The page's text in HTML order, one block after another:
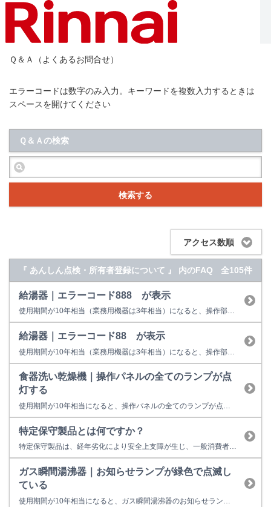
Ｑ＆Ａ（よくあるお問合せ）
エラーコードは数字のみ入力。キーワードを複数入力するときは
スペースを開けてください
Ｑ＆Ａの検索
検索する
アクセス数順
『 あんしん点検・所有者登録について 』 内のFAQ 全105件
給湯器｜エラーコード888 が表示
使用期間が10年相当（業務用機器は3年相当）になると、操作部またはリモコンに「888」を表示して点検時期をお知らせします。 故障表示ではないため、そのまま使用することもできますが、経年劣化に起因する製品事故を防止するため、あんしん点検をおすすめしています。点検を受けない場合はお早めの取り替えをおすすめしています。 ※イラストは一例です。製品によっては上図と異なる場合があります...
給湯器｜エラーコード88 が表示
食器洗い乾燥機｜操作パネルの全てのランプが点
灯する
使用期間が10年相当になると、操作パネルの全てのランプが点灯して点検時期をお知らせします。 故障表示ではないため、そのまま使用することもできますが、経年劣化に起因する製品事故を防止するため、あんしん点検をおすすめしています。点検を受けない場合はお早めの取り替えをおすすめしています。 ■あんしん点検とは？ ○あんしん点検は、お客様の任意で受けていただく有料の点検です。 ○点検料金は...
特定保守製品とは何ですか？
特定保守製品は、経年劣化により安全上支障が生じ、一般消費者の生命又は身体に対して重大な危害を及ぼすおそれが多いと認められる製品をいいます。 特定保守製品に指定されていた製品の所有者様には、「長期使用製品安全点検制度」により行う法定点検を受けることが求められていました。しかし、令和３年８月の消費生活用製品安全法の改正より下記の製品が特定保守製品の対象から除外されました。これによりリンナイの製...
ガス瞬間湯沸器｜お知らせランプが緑色で点滅し
ている